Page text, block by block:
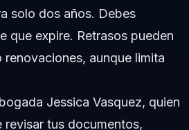
solo dos años. Debes
que expire. Retrasos pueden
aunque limita
Jessica Vasquez, quien
tus documentos,